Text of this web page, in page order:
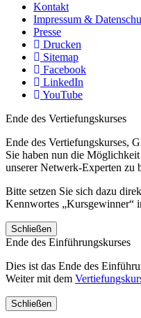
Kontakt
Impressum &
Presse
Drucken
Sitemap
Facebook
LinkedIn
YouTube
Ende des Vertiefungskurses
Ende des Vertiefungskurses,
Sie haben nun die
unserer Netwerk-Experten zu
Bitte setzen Sie sich dazu
Kennwortes „Kursgewinner“
Schließen
Ende des Einführungskurses
Dies ist das Ende des
Weiter mit dem
Schließen